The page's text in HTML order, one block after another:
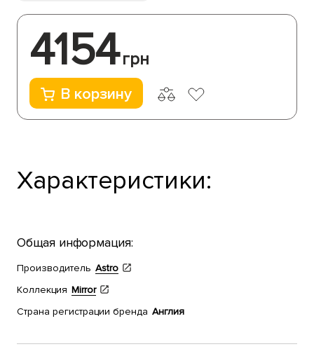
4154грн
В корзину
Характеристики:
Общая информация:
Производитель Astro
Коллекция Mirror
Страна регистрации бренда Англия